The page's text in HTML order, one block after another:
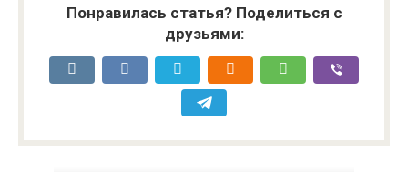
Понравилась статья? Поделиться с
друзьями: